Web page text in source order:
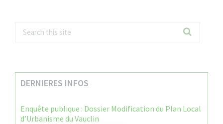
DERNIERES INFOS
Enquête publique : Dossier Modification du Plan Local
d’Urbanisme du Vauclin